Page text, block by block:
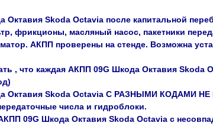
Октавия Skoda Octavia после капитальной
фрикционы, масляный насос, пакетники
АКПП проверены на стенде. Возможна
, что каждая АКПП 09G Шкода Октавия Skoda
Октавия Skoda Octavia С РАЗНЫМИ КОДАМИ
числа и гидроблоки.
09G Шкода Октавия Skoda Octavia с